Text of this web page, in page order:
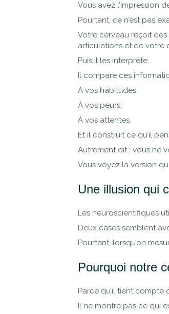
Vous avez l’impression
Pourtant, ce n’est pas
Votre cerveau reçoit
articulations et de votre
Puis il les interprète.
Il compare ces
À vos habitudes.
À vos peurs.
À vos attentes.
Et il construit ce qu’il
Autrement dit : vous ne
Vous voyez la version
Une illusion qui
Les neuroscientifiques
Deux cases semblent
Pourtant, lorsqu’on
Pourquoi notre
Parce qu’il tient compte
Il ne montre pas ce qui